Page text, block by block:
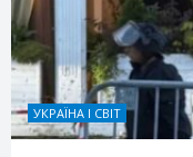
УКРАЇНА І СВІТ